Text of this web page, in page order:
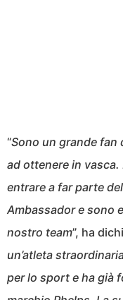
“Sono un grande fan
ad ottenere in vasca.
entrare a far parte
Ambassador e sono
nostro team”, ha
un’atleta
per lo sport e ha già